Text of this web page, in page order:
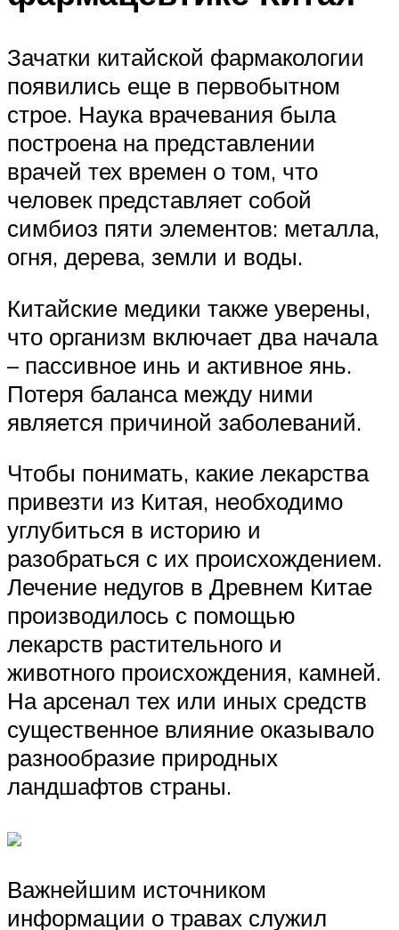
Зачатки китайской фармакологии
появились еще в первобытном
строе. Наука врачевания была
построена на представлении
врачей тех времен о том, что
человек представляет собой
симбиоз пяти элементов: металла,
огня, дерева, земли и воды.
Китайские медики также уверены,
что организм включает два начала
– пассивное инь и активное янь.
Потеря баланса между ними
является причиной заболеваний.
Чтобы понимать, какие лекарства
привезти из Китая, необходимо
углубиться в историю и
разобраться с их происхождением.
Лечение недугов в Древнем Китае
производилось с помощью
лекарств растительного и
животного происхождения, камней.
На арсенал тех или иных средств
существенное влияние оказывало
разнообразие природных
ландшафтов страны.
Важнейшим источником
информации о травах служил